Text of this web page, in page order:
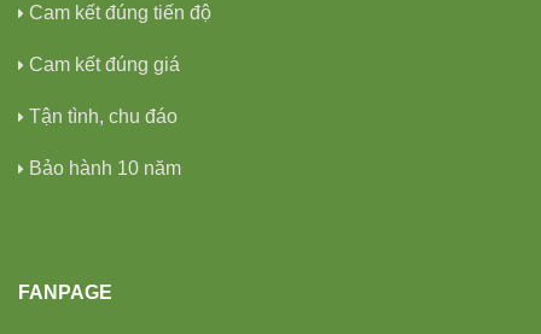
Cam kết đúng tiến độ
Cam kết đúng giá
Tận tình, chu đáo
Bảo hành 10 năm
FANPAGE